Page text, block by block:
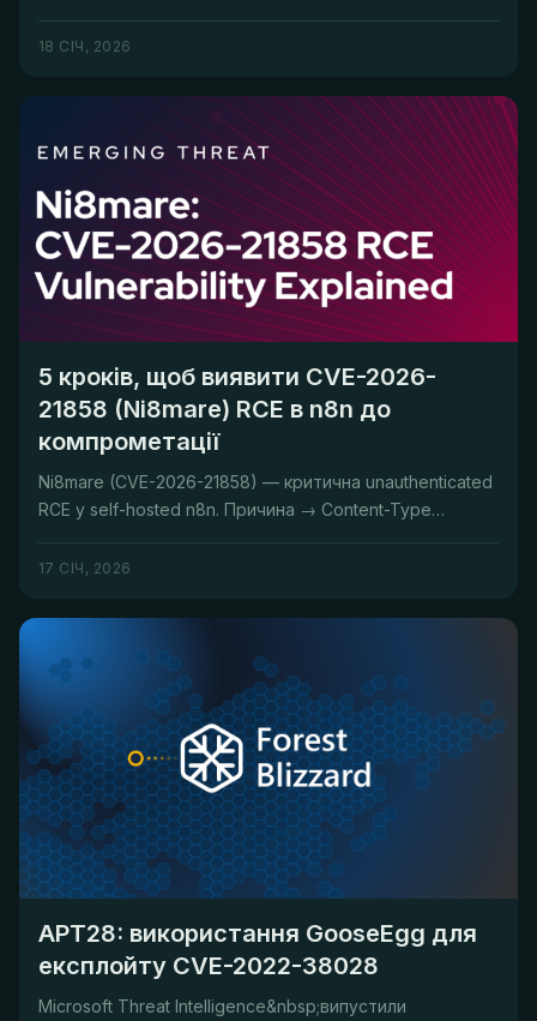
18 СІЧ, 2026
5 кроків, щоб виявити CVE-2026-
21858 (Ni8mare) RCE в n8n до
компрометації
Ni8mare (CVE-2026-21858) — критична unauthenticated
RCE у self-hosted n8n. Причина → Content-Type
17 СІЧ, 2026
APT28: використання GooseEgg для
експлойту CVE-2022-38028
Microsoft Threat Intelligence&nbsp;випустили